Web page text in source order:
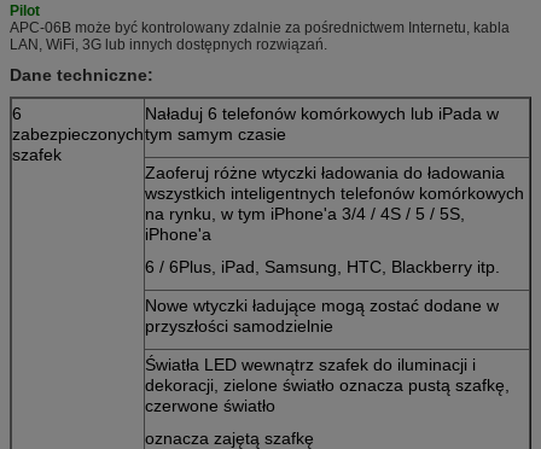
Pilot
APC-06B może być kontrolowany zdalnie za pośrednictwem Internetu, kabla
LAN, WiFi, 3G lub innych dostępnych rozwiązań.
Dane techniczne:
6
zabezpieczonych
szafek
Naładuj 6 telefonów komórkowych lub iPada w
tym samym czasie
Zaoferuj różne wtyczki ładowania do ładowania
wszystkich inteligentnych telefonów komórkowych
na rynku, w tym iPhone'a 3/4 / 4S / 5 / 5S,
iPhone'a
6 / 6Plus, iPad, Samsung, HTC, Blackberry itp.
Nowe wtyczki ładujące mogą zostać dodane w
przyszłości samodzielnie
Światła LED wewnątrz szafek do iluminacji i
dekoracji, zielone światło oznacza pustą szafkę,
czerwone światło
oznacza zajętą ​​szafkę